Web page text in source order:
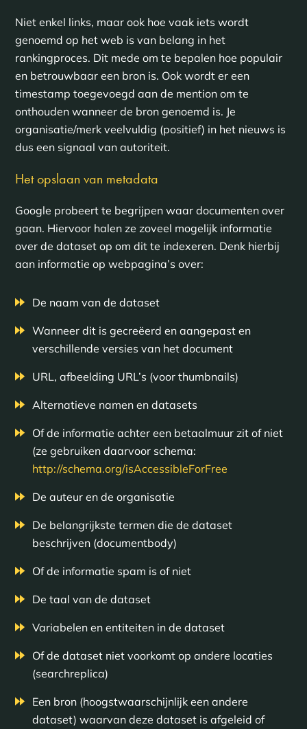
Niet enkel links, maar ook hoe vaak iets wordt
genoemd op het web is van belang in het
rankingproces. Dit mede om te bepalen hoe populair
en betrouwbaar een bron is. Ook wordt er een
timestamp toegevoegd aan de mention om te
onthouden wanneer de bron genoemd is. Je
organisatie/merk veelvuldig (positief) in het nieuws is
dus een signaal van autoriteit.
Het opslaan van metadata
Google probeert te begrijpen waar documenten over
gaan. Hiervoor halen ze zoveel mogelijk informatie
over de dataset op om dit te indexeren. Denk hierbij
aan informatie op webpagina’s over:
De naam van de dataset
Wanneer dit is gecreëerd en aangepast en
verschillende versies van het document
URL, afbeelding URL’s (voor thumbnails)
Alternatieve namen en datasets
Of de informatie achter een betaalmuur zit of niet
(ze gebruiken daarvoor schema:
http://schema.org/isAccessibleForFree
De auteur en de organisatie
De belangrijkste termen die de dataset
beschrijven (documentbody)
Of de informatie spam is of niet
De taal van de dataset
Variabelen en entiteiten in de dataset
Of de dataset niet voorkomt op andere locaties
(searchreplica)
Een bron (hoogstwaarschijnlijk een andere
dataset) waarvan deze dataset is afgeleid of